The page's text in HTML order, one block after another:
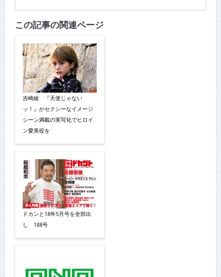
この記事の関連ページ
吉崎綾 『天使じゃない
ッ！』がセクシーなイメージ
シーン満載の実写化でヒロイ
ン愛美役を
ドカンと18年5月号を全部出
し 188号